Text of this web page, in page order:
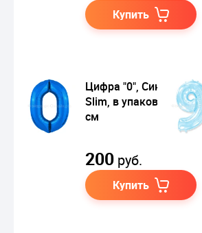
Купить
Цифра "0", Синие
Slim, в упаковке, 102
см
200 руб.
Купить